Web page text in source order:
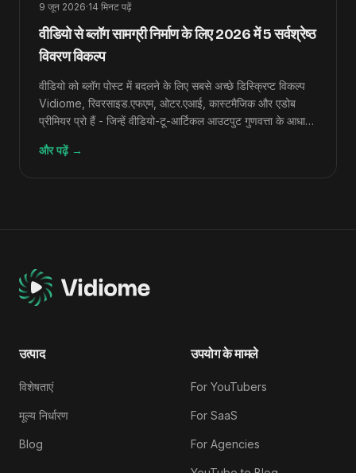
9 जून 2026·14 मिनट पढ़ें
वीडियो से ब्लॉग सामग्री निर्माण के लिए 2026 में 5 सर्वश्रेष्ठ
विवरण विकल्प
वीडियो को ब्लॉग पोस्ट में बदलने के लिए सबसे अच्छे डिस्क्रिप्ट विकल्प
Vidiome, रिवरसाइड.एफएम, ओटर.एआई, कास्टमैजिक और एडोब
प्रीमियर प्रो हैं - जिन्हें वीडियो-टू-आर्टिकल आउटपुट गुणवत्ता के आधार
और पढ़ें→
उत्पाद
विशेषताएं
मूल्य निर्धारण
Blog
उपयोग के मामले
For YouTubers
For SaaS
For Agencies